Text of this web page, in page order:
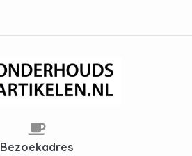
Bezoekadres